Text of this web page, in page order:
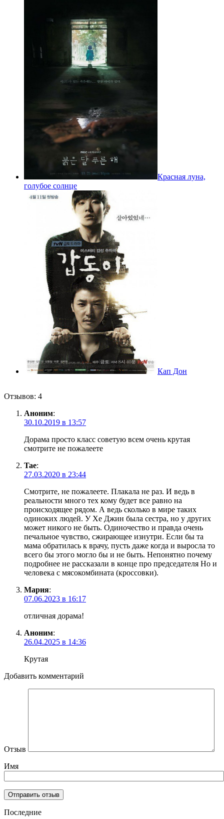
Красная луна,
голубое солнце
Кап Дон
Отзывов: 4
Аноним:
30.10.2019 в 13:57
Дорама просто класс советую всем очень крутая
смотрите не пожалеете
Tae:
27.03.2020 в 23:44
Смотрите, не пожалеете. Плакала не раз. И ведь в
реальности много тех кому будет все равно на
происходящее рядом. А ведь сколько в мире таких
одиноких людей. У Хе Джин была сестра, но у других
может никого не быть. Одиночество и правда очень
печальное чувство, сжирающее изнутри. Если бы та
мама обратилась к врачу, пусть даже когда и выросла то
всего бы этого могло бы и не быть. Непонятно почему
подробнее не рассказали в конце про председателя Но и
человека с мясокомбината (кроссовки).
Мария:
07.06.2023 в 16:17
отличная дорама!
Аноним:
26.04.2025 в 14:36
Крутая
Добавить комментарий
Отзыв
Имя
Последние